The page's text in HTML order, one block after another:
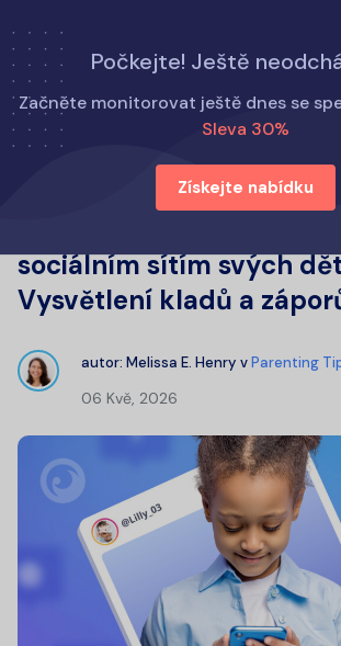
Počkejte! Ještě
Začněte monitorovat ještě dnes se
Sleva 30%
Získejte nabídku
Domů
Tipy pro rodiče
Měli by mít rodiče přístup k sociálním
Vysvětlení kladů a záporů
sociálním sítím svých
Vysvětlení kladů a
autor: Melissa E. Henry vParenting
06 Kvě, 2026